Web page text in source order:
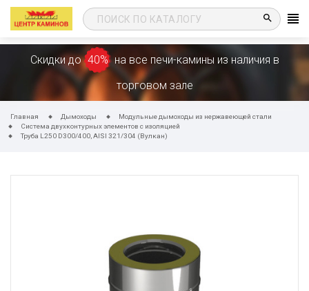
search
Скидки до 40% на все печи-камины из наличия в
торговом зале
Главная Дымоходы
Модульные дымоходы из нержавеющей стали
Система двухконтурных элементов с изоляцией
Труба L250 D300/400, AISI 321/304 (Вулкан)